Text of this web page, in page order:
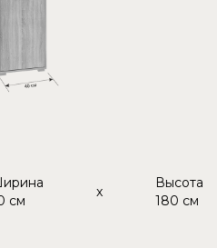
см
x
Высота
180 см